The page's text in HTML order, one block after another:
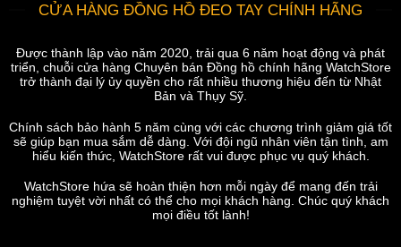
CỬA HÀNG ĐỒNG HỒ ĐEO TAY CHÍNH HÃNG
Được thành lập vào năm 2020, trải qua 6 năm hoạt động và phát
triển, chuỗi cửa hàng Chuyên bán Đồng hồ chính hãng WatchStore
trở thành đại lý ủy quyền cho rất nhiều thương hiệu đến từ Nhật
Bản và Thụy Sỹ.
Chính sách bảo hành 5 năm cùng với các chương trình giảm giá tốt
sẽ giúp bạn mua sắm dễ dàng. Với đội ngũ nhân viên tận tình, am
hiểu kiến thức, WatchStore rất vui được phục vụ quý khách.
WatchStore hứa sẽ hoàn thiện hơn mỗi ngày để mang đến trải
nghiệm tuyệt vời nhất có thể cho mọi khách hàng. Chúc quý khách
mọi điều tốt lành!